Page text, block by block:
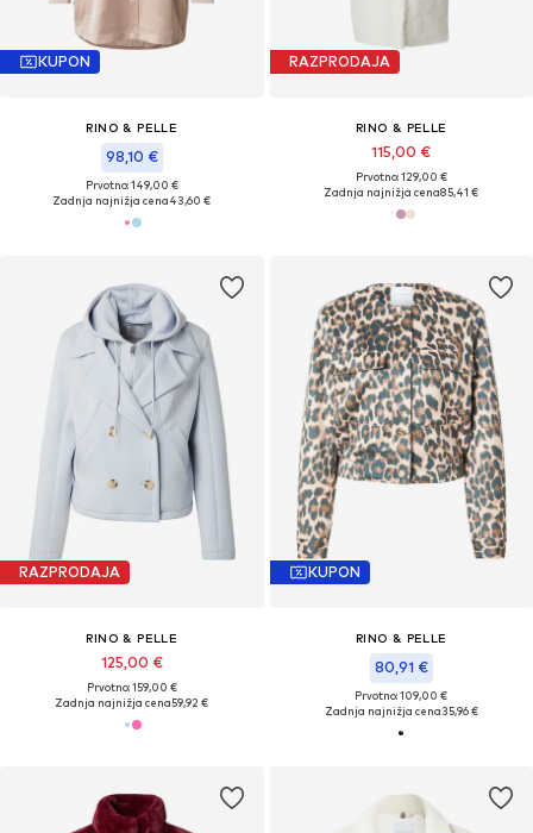
KUPON
RINO & PELLE
98,10 €
Prvotno: 149,00 €
Zadnja najnižja cena43,60 €
RAZPRODAJA
RINO & PELLE
115,00 €
Prvotno: 129,00 €
Zadnja najnižja cena85,41 €
RAZPRODAJA
RINO & PELLE
125,00 €
Prvotno: 159,00 €
Zadnja najnižja cena59,92 €
KUPON
RINO & PELLE
80,91 €
Prvotno: 109,00 €
Zadnja najnižja cena35,96 €